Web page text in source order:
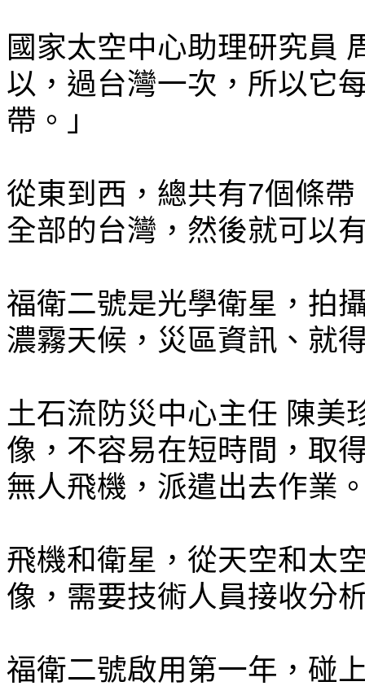
國家太空中心助理研究員
以，過台灣一次，所以它
帶。」
從東到西，總共有7個條
全部的台灣，然後就可以
福衛二號是光學衛星，拍
濃霧天候，災區資訊、就
土石流防災中心主任 陳美
像，不容易在短時間，取
無人飛機，派遣出去作業
飛機和衛星，從天空和太
像，需要技術人員接收分
福衛二號啟用第一年，碰